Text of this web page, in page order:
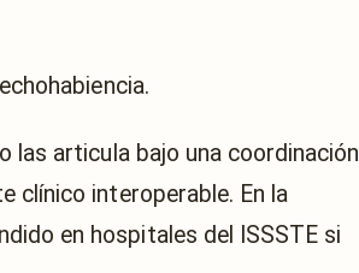
las articula bajo una coordinación
clínico interoperable. En la
en hospitales del ISSSTE si